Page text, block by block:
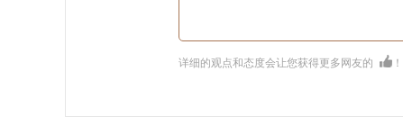
详细的观点和态度会让您获得更多网友的 ！